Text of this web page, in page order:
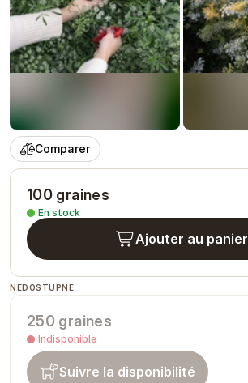
Comparer
100 graines
En stock
Ajouter au panier
NEDOSTUPNÉ
250 graines
Indisponible
Suivre la disponibilité